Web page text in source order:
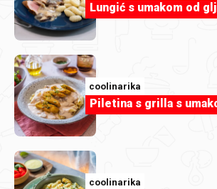
Lungić s umakom od
coolinarika
Piletina s grilla s
coolinarika